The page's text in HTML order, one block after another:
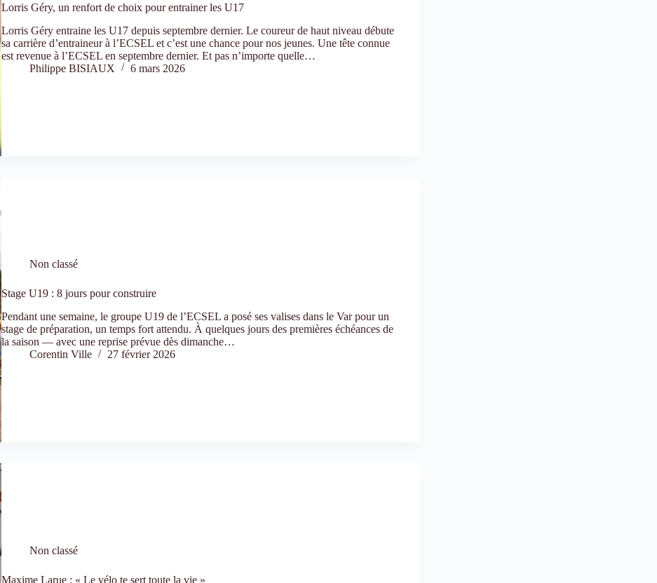
Lorris Géry, un renfort de choix pour entrainer les U17
Lorris Géry entraine les U17 depuis septembre dernier. Le coureur de haut niveau débute
sa carrière d’entraineur à l’ECSEL et c’est une chance pour nos jeunes. Une tête connue
est revenue à l’ECSEL en septembre dernier. Et pas n’importe quelle…
Philippe BISIAUX
6 mars 2026
Non classé
Stage U19 : 8 jours pour construire
Pendant une semaine, le groupe U19 de l’ECSEL a posé ses valises dans le Var pour un
stage de préparation, un temps fort attendu. À quelques jours des premières échéances de
la saison — avec une reprise prévue dès dimanche…
Corentin Ville
27 février 2026
Non classé
Maxime Larue : « Le vélo te sert toute la vie »